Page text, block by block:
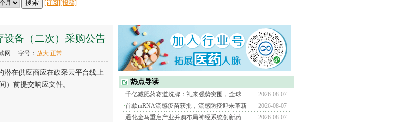
[订阅][投稿]
备（二次）采购公告
网 字号： 放大 正常
在供应商应在政采云平台线上
）前提交响应文件。